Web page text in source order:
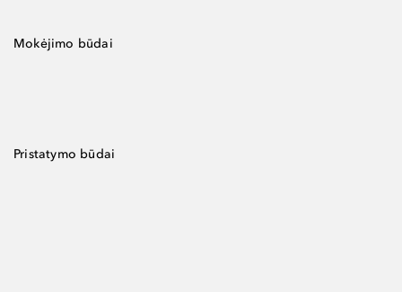
Mokėjimo būdai
Pristatymo būdai